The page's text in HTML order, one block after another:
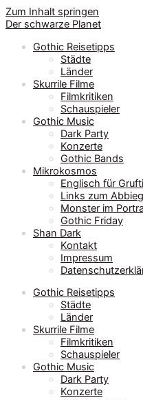
Zum Inhalt springen
Der schwarze Planet
Gothic Reisetipps
Städte
Länder
Skurrile Filme
Filmkritiken
Schauspieler
Gothic Music
Dark Party
Konzerte
Gothic Bands
Mikrokosmos
Englisch für
Links zum
Monster im
Gothic Friday
Shan Dark
Kontakt
Impressum
Gothic Reisetipps
Städte
Länder
Skurrile Filme
Filmkritiken
Schauspieler
Gothic Music
Dark Party
Konzerte